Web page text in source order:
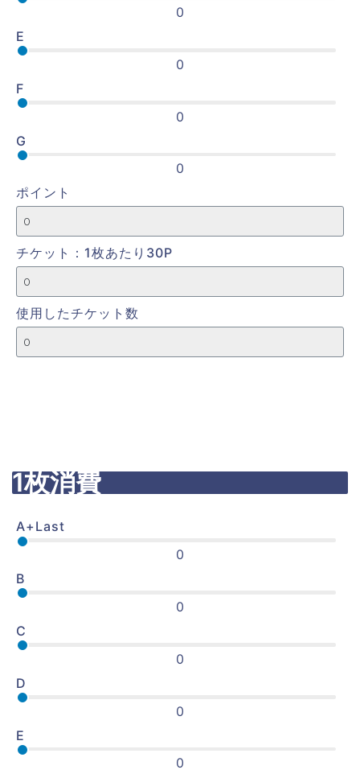
0
E
0
F
0
G
0
ポイント
チケット：1枚あたり30P
使用したチケット数
1枚消費
A+Last
0
B
0
C
0
D
0
E
0